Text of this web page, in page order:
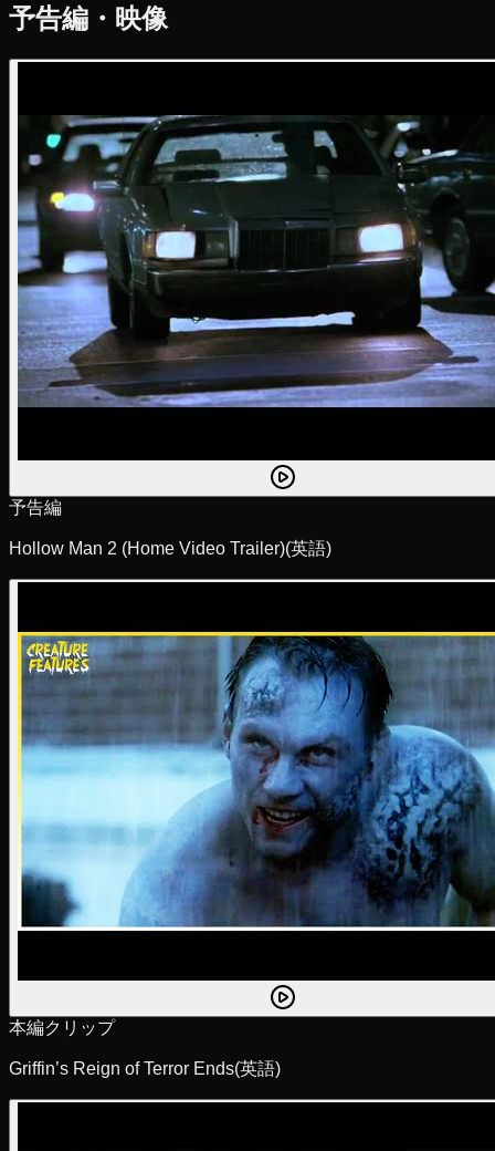
予告編・映像
予告編
Hollow Man 2 (Home Video Trailer)(英語)
本編クリップ
Griffin’s Reign of Terror Ends(英語)